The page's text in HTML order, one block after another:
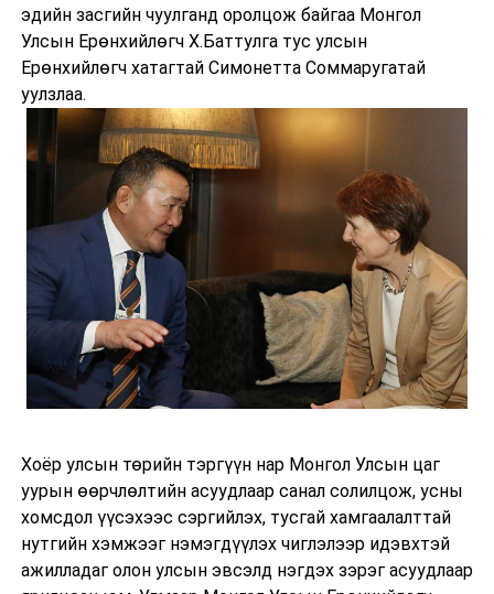
эдийн засгийн чуулганд оролцож байгаа Монгол
Улсын Ерөнхийлөгч Х.Баттулга тус улсын
Ерөнхийлөгч хатагтай Симонетта Соммаругатай
уулзлаа.
Хоёр улсын төрийн тэргүүн нар Монгол Улсын цаг
уурын өөрчлөлтийн асуудлаар санал солилцож, усны
хомсдол үүсэхээс сэргийлэх, тусгай хамгаалалттай
нутгийн хэмжээг нэмэгдүүлэх чиглэлээр идэвхтэй
ажилладаг олон улсын эвсэлд нэгдэх зэрэг асуудлаар